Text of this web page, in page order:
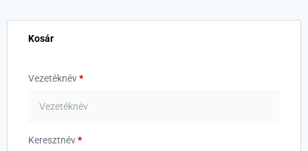
Kosár
Vezetéknév*
Keresztnév*